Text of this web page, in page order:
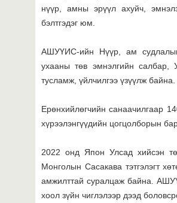
нүүр, амны эрүүл ахуйч,
бэлтгэдэг юм.
АШУҮИС-ийн Нүүр, ам
ухааны төв эмнэлгийн салбар,
тусламж, үйлчилгээ үзүүлж байна.
Ерөнхийлөгчийн санаачилгаар
хүрээлэнгүүдийн цогцолборын
2022 онд Япон Улсад хийсэн
Монголын Сасакава тэтгэлэгт
амжилттай суралцаж байна.
хоол зүйн чиглэлээр дээд